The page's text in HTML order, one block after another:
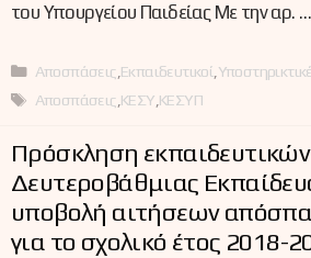
του Υπουργείου Παιδείας Με την αρ. …
Κατηγορίες
Αποσπάσεις Εκπαιδευτικοί
Ετικέτες
Αποσπάσεις ΚΕΣΥ ΚΕΣΥΠ
Πρόσκληση εκπαιδευτικών
Δευτεροβάθμιας
υποβολή αιτήσεων
για το σχολικό έτος 2018-